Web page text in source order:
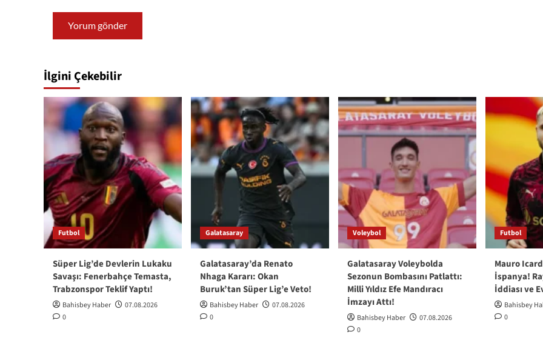
İlgini Çekebilir
Futbol
Süper Lig’de Devlerin Lukaku
Savaşı: Fenerbahçe Temasta,
Trabzonspor Teklif Yaptı!
Bahisbey Haber
07.08.2026
0
Galatasaray
Galatasaray’da Renato
Nhaga Kararı: Okan
Buruk’tan Süper Lig’e Veto!
Bahisbey Haber
07.08.2026
0
Voleybol
Galatasaray Voleybolda
Sezonun Bombasını Patlattı:
Milli Yıldız Efe Mandıracı
İmzayı Attı!
Bahisbey Haber
07.08.2026
0
Futbol
Mauro
İspanya!
İddiası ve
Bahisbey
0